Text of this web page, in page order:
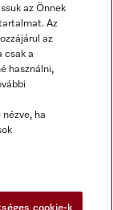
az Önnek
Az
az
csak a
használni,
ha